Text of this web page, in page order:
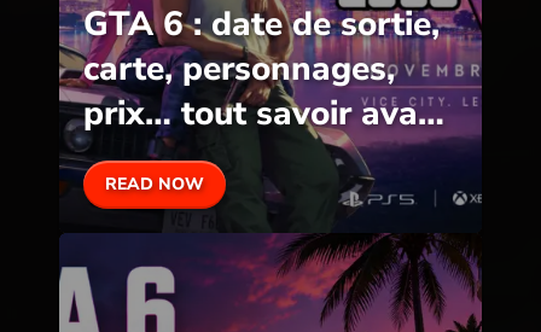
GTA 6 : date de sortie,
carte, personnages,
prix… tout savoir avant
la sortie
READ NOW